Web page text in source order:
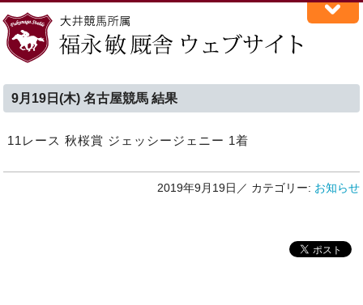
9月19日(木) 名古屋競馬 結果
11レース 秋桜賞 ジェッシージェニー 1着
2019年9月19日／ カテゴリー: お知らせ